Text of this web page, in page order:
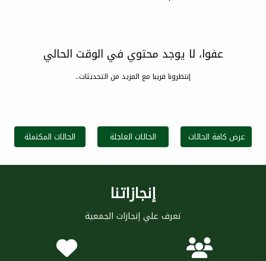
عفوا، لا يوجد محتوي في الوقت الحالي
إنتظرونا قريبا مع المزيد من التحديثات..
عرض كافة الحالات الحالات العاجلة الحالات المكتملة
إنجازاتنا
تعرف علي إنجازات الجمعية